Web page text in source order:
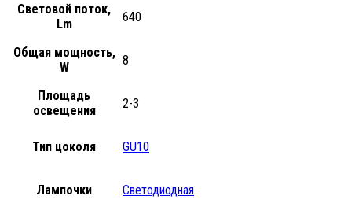
Световой поток,
Lm
640
Общая мощность,
W
8
Площадь
освещения
2-3
Тип цоколя GU10
Лампочки Светодиодная